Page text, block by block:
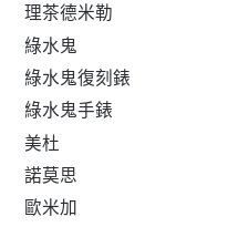
理茶德米勒
綠水鬼
綠水鬼復刻錶
綠水鬼手錶
美杜
諾莫思
歐米加